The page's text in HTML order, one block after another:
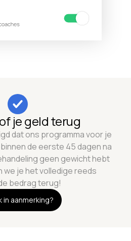
je geld terug
dat ons programma voor je
de eerste 45 dagen na
geen gewicht hebt
we je het volledige reeds
bedrag terug!
in aanmerking?